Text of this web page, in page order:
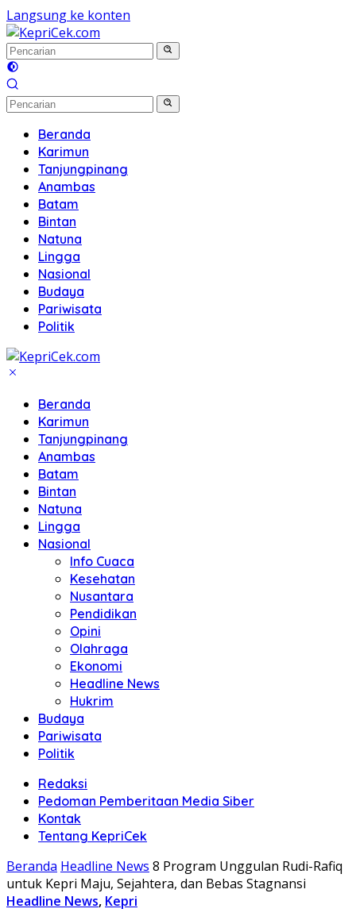
Langsung ke konten
Beranda
Karimun
Tanjungpinang
Anambas
Batam
Bintan
Natuna
Lingga
Nasional
Budaya
Pariwisata
Politik
Beranda
Karimun
Tanjungpinang
Anambas
Batam
Bintan
Natuna
Lingga
Nasional
Info Cuaca
Kesehatan
Nusantara
Pendidikan
Opini
Olahraga
Ekonomi
Headline News
Hukrim
Budaya
Pariwisata
Politik
Redaksi
Pedoman Pemberitaan Media Siber
Kontak
Tentang KepriCek
Beranda Headline News 8 Program Unggulan Rudi-Rafiq
untuk Kepri Maju, Sejahtera, dan Bebas Stagnansi
Headline News, Kepri